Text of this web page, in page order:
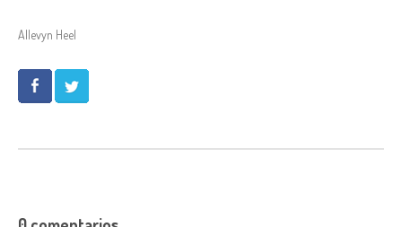
Allevyn Heel